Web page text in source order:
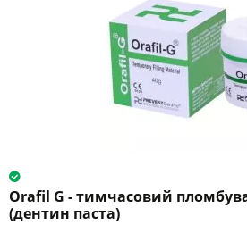
Orafil G - тимчасовий
(дентин паста)